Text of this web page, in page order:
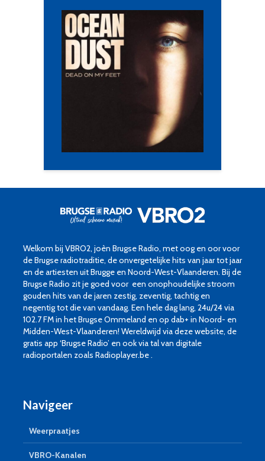
Welkom bij VBRO2, joèn Brugse Radio, met oog en oor voor
de Brugse radiotraditie, de onvergetelijke hits van jaar tot jaar
en de artiesten uit Brugge en Noord-West-Vlaanderen. Bij de
Brugse Radio zit je goed voor een onophoudelijke stroom
gouden hits van de jaren zestig, zeventig, tachtig en
negentig tot die van vandaag. Een hele dag lang, 24u/24 via
102.7 FM in het Brugse Ommeland en op dab+ in Noord- en
Midden-West-Vlaanderen! Wereldwijd via deze website, de
gratis app ‘Brugse Radio’ en ook via tal van digitale
radioportalen zoals Radioplayer.be .
Navigeer
Weerpraatjes
VBRO-Kanalen